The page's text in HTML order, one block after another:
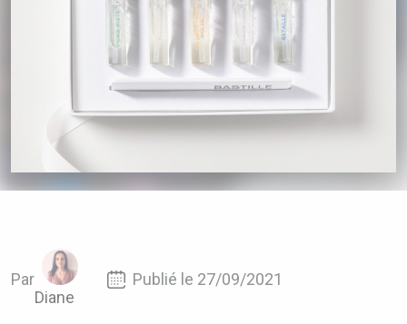
Par
Diane
Publié le 27/09/2021